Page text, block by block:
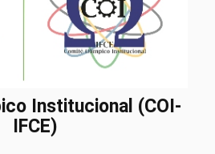
Institucional (COI-
IFCE)